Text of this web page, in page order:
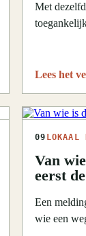
Met
Lees het
09 LOKAAL
Van
eerst
Een
wie een